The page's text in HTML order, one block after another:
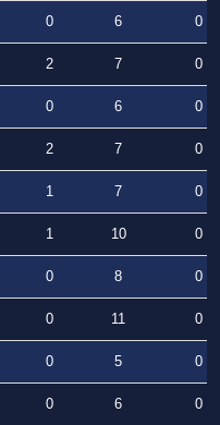
0 6
0
2 7
0
0 6
0
2 7
0
1 7
0
1 10
0
0 8
0
0 11
0
0 5
0
0 6
0